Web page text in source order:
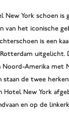
New York schoen is
van het iconische
is een
uitgelicht.
Noord-Amerika met
de twee
Hotel New York
en op de